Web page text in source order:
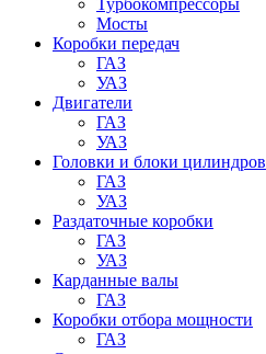
Турбокомпрессоры
Мосты
Коробки передач
ГАЗ
УАЗ
Двигатели
ГАЗ
УАЗ
Головки и блоки цилиндров
ГАЗ
УАЗ
Раздаточные коробки
ГАЗ
УАЗ
Карданные валы
ГАЗ
Коробки отбора мощности
ГАЗ